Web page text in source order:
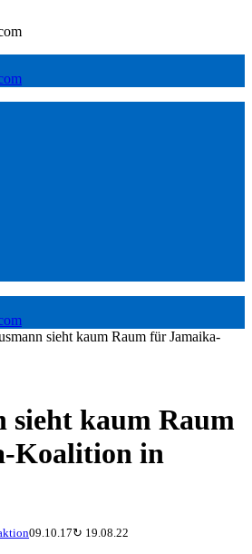
sieht kaum Raum für Jamaika-
sieht kaum Raum
Koalition in
09.10.17↻ 19.08.22